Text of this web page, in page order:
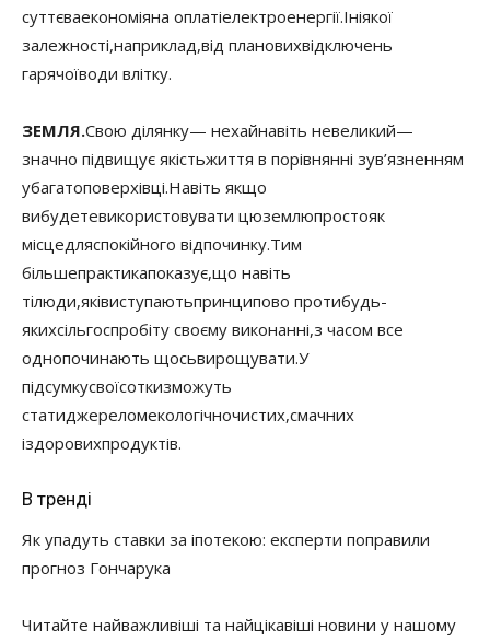
суттєваекономіяна оплатіелектроенергії.Ініякої
залежності,наприклад,від плановихвідключень
гарячоїводи влітку.
ЗЕМЛЯ.Свою ділянку— нехайнавіть невеликий—
значно підвищує якістьжиття в порівнянні зув’язненням
убагатоповерхівці.Навіть якщо
вибудетевикористовувати цюземлюпростояк
місцедляспокійного відпочинку.Тим
більшепрактикапоказує,що навіть
тілюди,яківиступаютьпринципово протибудь-
якихсільгоспробіту своєму виконанні,з часом все
однопочинають щосьвирощувати.У
підсумкусвоїсоткизможуть
статиджереломекологічночистих,смачних
іздоровихпродуктів.
В тренді
Як упадуть ставки за іпотекою: експерти поправили
прогноз Гончарука
Читайте найважливіші та найцікавіші новини у нашому